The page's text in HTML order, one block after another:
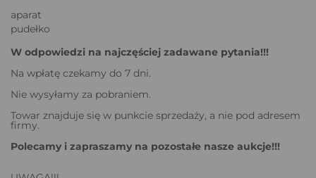
aparat
pudełko
W odpowiedzi na najczęściej zadawane pytania!!!
Na wpłatę czekamy do 7 dni.
Nie wysyłamy za pobraniem.
Towar znajduje się w punkcie sprzedaży, a nie pod adresem
firmy.
Polecamy i zapraszamy na pozostałe nasze aukcje!!!